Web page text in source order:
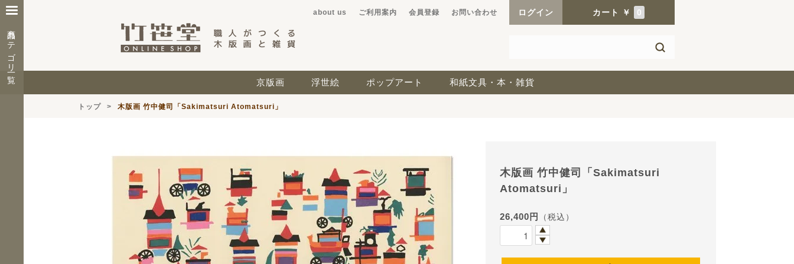
about us ご利用案内 会員登録 お問い合わせ ログイン カート ￥ 0
京版画 浮世絵 ポップアート 和紙文具・本・雑貨
商品カテゴリ一覧
トップ 木版画 竹中健司「Sakimatsuri Atomatsuri」
木版画 竹中健司「Sakimatsuri
Atomatsuri」
26,400円 （税込）